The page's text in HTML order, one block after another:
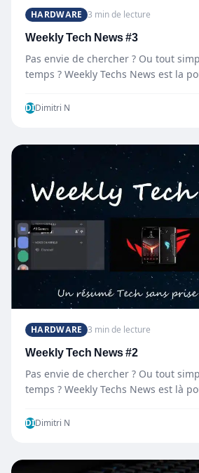
HARDWARE 3 min de lecture
Weekly Tech News #3
Pas envie de chercher ? Ou tout
temps ? Weekly Techs News est la
DIDimitri N
HARDWARE 3 min de lecture
Weekly Tech News #2
Pas envie de chercher ? Ou tout
temps ? Weekly Techs News est là
DIDimitri N